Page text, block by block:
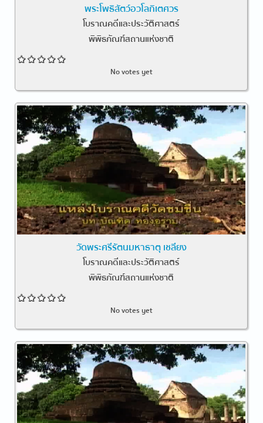
พระโพธิสัตว์อวโลกิเตศวร
โบราณคดีและประวัติศาสตร์
พิพิธภัณฑ์สถานแห่งชาติ
No votes yet
วัดพระศรีรัตนมหาธาตุ เชลียง
โบราณคดีและประวัติศาสตร์
พิพิธภัณฑ์สถานแห่งชาติ
No votes yet